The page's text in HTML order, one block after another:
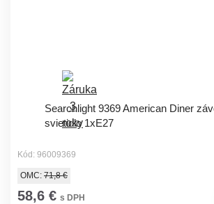
Searchlight 9369 American Diner
svietidlo 1xE27
Kód: 96009369
OMC: 71,8 €
58,6 € s DPH